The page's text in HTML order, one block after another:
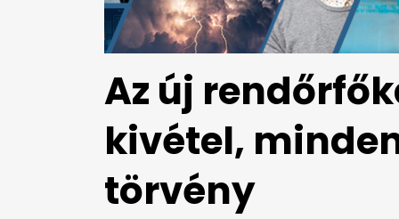
Az új
kivétel,
törvény